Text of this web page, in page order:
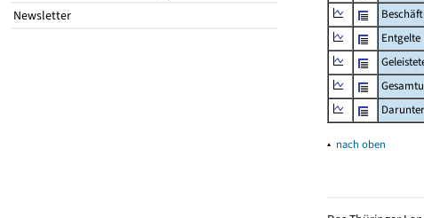
Newsletter
Entgelte
▴ nach oben